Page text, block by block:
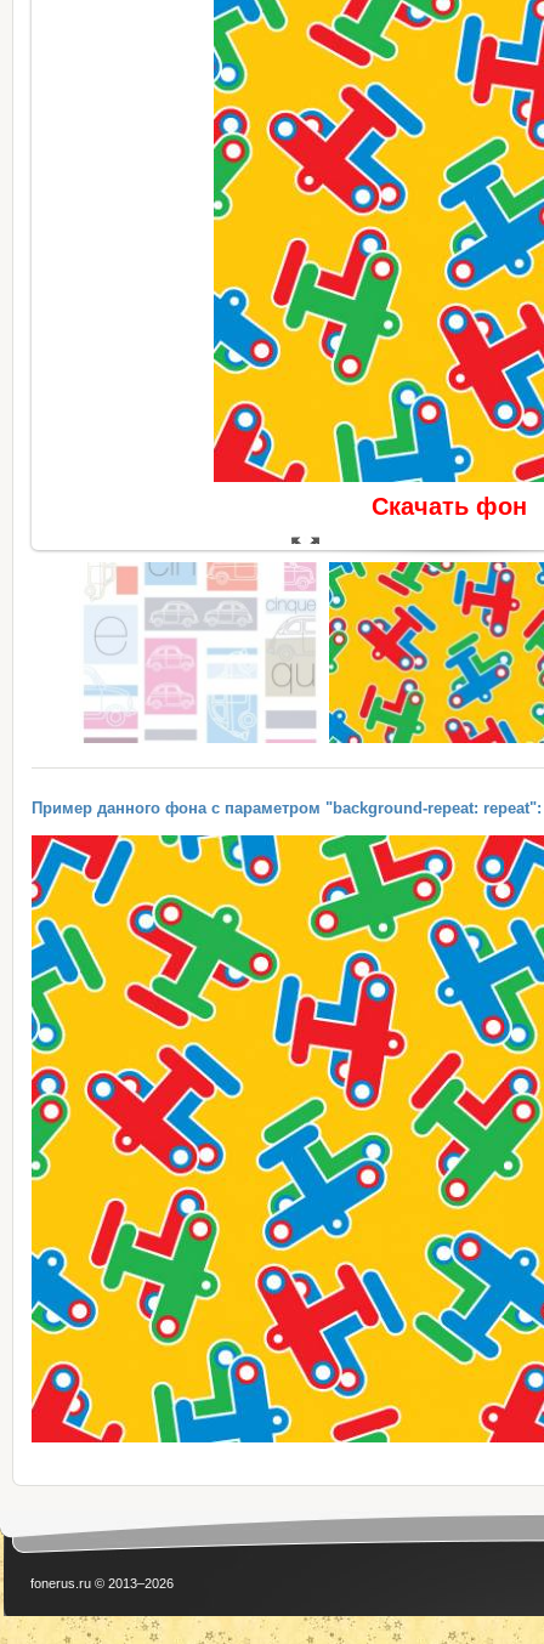
Скачать фон
В реальном размере397x510
Пример данного фона с параметром "background-repeat: repeat":
fonerus.ru © 2013–2026